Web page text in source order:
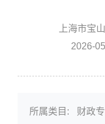
上海市宝
2026-
所属类目: 财政